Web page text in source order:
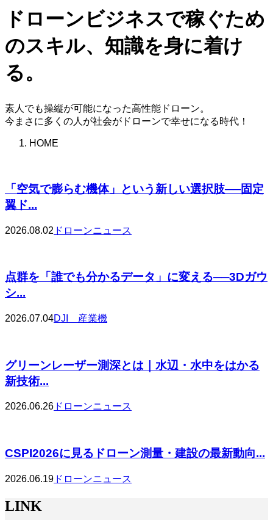
ドローンビジネスで稼ぐため
のスキル、知識を身に着け
る。
素人でも操縦が可能になった高性能ドローン。
今まさに多くの人が社会がドローンで幸せになる時代！
HOME
「空気で膨らむ機体」という新しい選択肢──固定
翼ド...
2026.08.02 ドローンニュース
点群を「誰でも分かるデータ」に変える──3Dガウ
シ...
2026.07.04DJI 産業機
グリーンレーザー測深とは｜水辺・水中をはかる
新技術...
2026.06.26 ドローンニュース
CSPI2026に見るドローン測量・建設の最新動向...
2026.06.19 ドローンニュース
LINK